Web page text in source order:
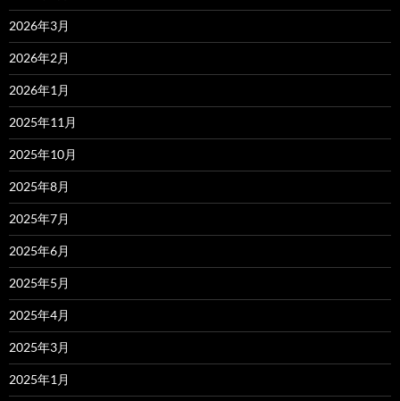
2026年3月
2026年2月
2026年1月
2025年11月
2025年10月
2025年8月
2025年7月
2025年6月
2025年5月
2025年4月
2025年3月
2025年1月